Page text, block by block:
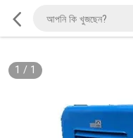
1 / 1